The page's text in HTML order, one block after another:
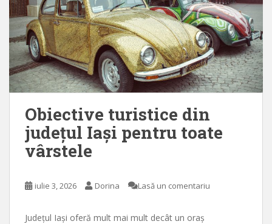
Obiective turistice din
județul Iași pentru toate
vârstele
iulie 3, 2026 Dorina Lasă un comentariu
Județul Iași oferă mult mai mult decât un oraș